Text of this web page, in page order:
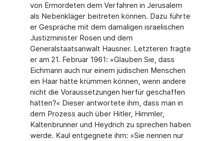
von Ermordeten dem Verfahren in Jerusalem
als Nebenkläger beitreten können. Dazu führte
er Gespräche mit dem damaligen israelischen
Justizminister Rosen und dem
Generalstaatsanwalt Hausner. Letzteren fragte
er am 21. Februar 1961: »Glauben Sie, dass
Eichmann auch nur einem jüdischen Menschen
ein Haar hätte krümmen können, wenn andere
nicht die Voraussetzungen hierfür geschaffen
hätten?« Dieser antwortete ihm, dass man in
dem Prozess auch über Hitler, Himmler,
Kaltenbrunner und Heydrich zu sprechen haben
werde. Kaul entgegnete ihm: »Sie nennen nur